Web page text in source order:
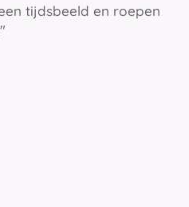
tijdsbeeld en roepen